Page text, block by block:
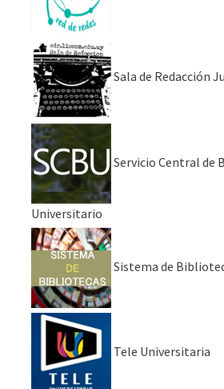
Sala de Redacción
Servicio Central de
Universitario
Sistema de
Tele Universitaria